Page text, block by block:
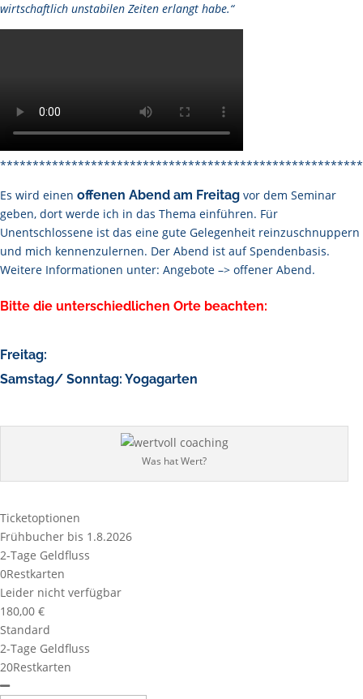
wirtschaftlich unstabilen Zeiten erlangt habe.“
Es wird einen offenen Abend am Freitag vor dem Seminar
geben, dort werde ich in das Thema einführen. Für
Unentschlossene ist das eine gute Gelegenheit reinzuschnuppern
und mich kennenzulernen. Der Abend ist auf Spendenbasis.
Weitere Informationen unter: Angebote –> offener Abend.
Bitte die unterschiedlichen Orte beachten:
Freitag:
Samstag/ Sonntag: Yogagarten
Was hat Wert?
Ticketoptionen
Frühbucher bis 1.8.2026
2-Tage Geldfluss
0Restkarten
Leider nicht verfügbar
180,00 €
Standard
2-Tage Geldfluss
20Restkarten